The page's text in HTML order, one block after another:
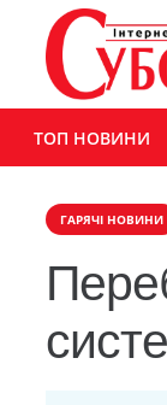
ТОП НОВИНИ
ГАРЯЧІ НОВИНИ